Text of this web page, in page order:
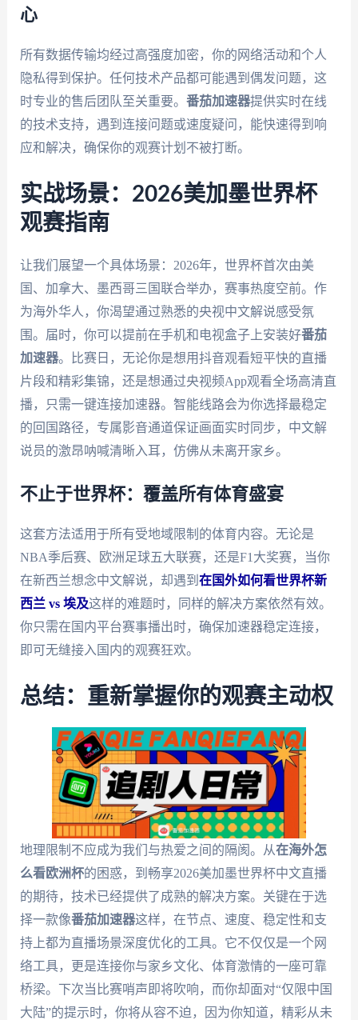
心
所有数据传输均经过高强度加密，你的网络活动和个人
隐私得到保护。任何技术产品都可能遇到偶发问题，这
时专业的售后团队至关重要。 番茄加速器提供实时在线
的技术支持，遇到连接问题或速度疑问，能快速得到响
应和解决，确保你的观赛计划不被打断。
实战场景：2026美加墨世界杯
观赛指南
让我们展望一个具体场景：2026年，世界杯首次由美
国、加拿大、墨西哥三国联合举办，赛事热度空前。作
为海外华人，你渴望通过熟悉的央视中文解说感受氛
围。届时，你可以提前在手机和电视盒子上安装好番茄
加速器。比赛日，无论你是想用抖音观看短平快的直播
片段和精彩集锦，还是想通过央视频App观看全场高清直
播，只需一键连接加速器。智能线路会为你选择最稳定
的回国路径，专属影音通道保证画面实时同步，中文解
说员的激昂呐喊清晰入耳，仿佛从未离开家乡。
不止于世界杯：覆盖所有体育盛宴
这套方法适用于所有受地域限制的体育内容。无论是
NBA季后赛、欧洲足球五大联赛，还是F1大奖赛，当你
在新西兰想念中文解说，却遇到 在国外如何看世界杯新
西兰 vs 埃及这样的难题时，同样的解决方案依然有效。
你只需在国内平台赛事播出时，确保加速器稳定连接，
即可无缝接入国内的观赛狂欢。
总结：重新掌握你的观赛主动权
地理限制不应成为我们与热爱之间的隔阂。从在海外怎
么看欧洲杯的困惑，到畅享2026美加墨世界杯中文直播
的期待，技术已经提供了成熟的解决方案。关键在于选
择一款像番茄加速器这样，在节点、速度、稳定性和支
持上都为直播场景深度优化的工具。它不仅仅是一个网
络工具，更是连接你与家乡文化、体育激情的一座可靠
桥梁。下次当比赛哨声即将吹响，而你却面对“仅限中国
大陆”的提示时，你将从容不迫，因为你知道，精彩从未